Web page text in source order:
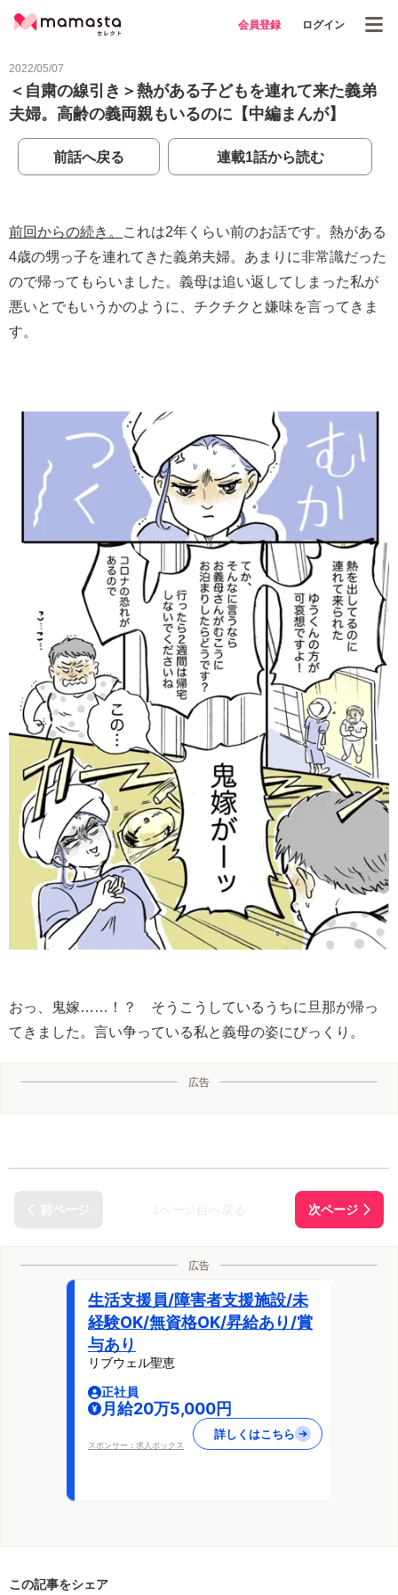
会員登録 ログイン
2022/05/07
＜自粛の線引き＞熱がある子どもを連れて来た義弟
夫婦。高齢の義両親もいるのに【中編まんが】
前話へ戻る 連載1話から読む
前回からの続き。
これは2年くらい前のお話です。熱がある
4歳の甥っ子を連れてきた義弟夫婦。あまりに非常識だった
ので帰ってもらいました。義母は追い返してしまった私が
悪いとでもいうかのように、チクチクと嫌味を言ってきま
す。
おっ、鬼嫁……！？ そうこうしているうちに旦那が帰っ
てきました。言い争っている私と義母の姿にびっくり。
広告
広告
生活支援員/障害者支援施設/未
経験OK/無資格OK/昇給あり/賞
与あり
リブウェル聖恵
正社員
月給20万5,000円
スポンサー：求人ボックス
詳しくはこちら
この記事をシェア